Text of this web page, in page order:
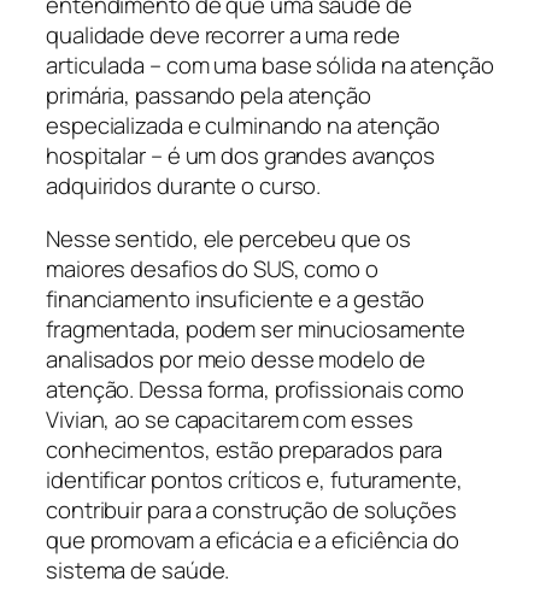
qualidade deve recorrer a uma rede
articulada – com uma base sólida na atenção
primária, passando pela atenção
especializada e culminando na atenção
hospitalar – é um dos grandes avanços
adquiridos durante o curso.
Nesse sentido, ele percebeu que os
maiores desafios do SUS, como o
financiamento insuficiente e a gestão
fragmentada, podem ser minuciosamente
analisados por meio desse modelo de
atenção. Dessa forma, profissionais como
Vivian, ao se capacitarem com esses
conhecimentos, estão preparados para
identificar pontos críticos e, futuramente,
contribuir para a construção de soluções
que promovam a eficácia e a eficiência do
sistema de saúde.